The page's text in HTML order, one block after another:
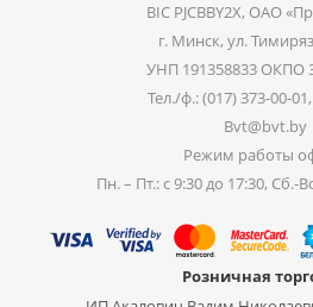
BIC PJCBBY2X, ОАО
г. Минск, ул.
УНП 191358833 ОКПО
Тел./ф.: (017) 373-00-
Bvt@bvt.by
Режим работы
Пн. – Пт.: с 9:30 до 17:30, Сб.-
Розничная